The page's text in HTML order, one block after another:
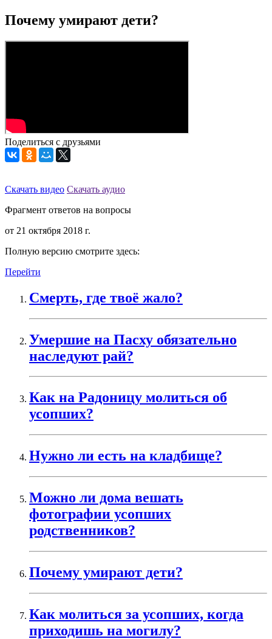
Почему умирают дети?
Поделиться с друзьями
Скачать видео Скачать аудио
Фрагмент ответов на вопросы
от 21 октября 2018 г.
Полную версию смотрите здесь:
Перейти
Смерть, где твоё жало?
Умершие на Пасху обязательно
наследуют рай?
Как на Радоницу молиться об
усопших?
Нужно ли есть на кладбище?
Можно ли дома вешать
фотографии усопших
родственников?
Почему умирают дети?
Как молиться за усопших, когда
приходишь на могилу?